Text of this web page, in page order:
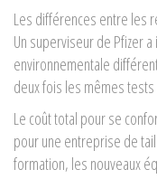
Les différences entre les
Un superviseur de Pfizer
environnementale
deux fois les mêmes
Le coût total pour se
pour une entreprise de
formation, les nouveaux